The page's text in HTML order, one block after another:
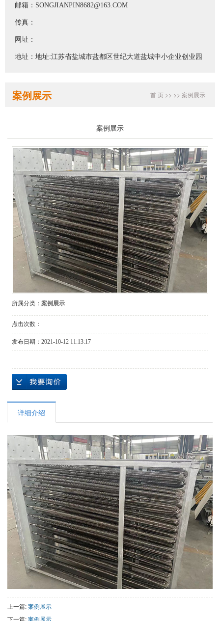
邮箱：SONGJIANPIN8682@163.COM
传真：
网址：
地址：地址:江苏省盐城市盐都区世纪大道盐城中小企业创业园
案例展示 首 页 >> >> 案例展示
案例展示
所属分类： 案例展示
点击次数：
发布日期： 2021-10-12 11:13:17
详细介绍
上一篇:案例展示
下一篇:案例展示